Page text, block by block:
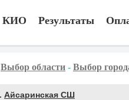
КИО Результаты
Выбор области - Выбор
Айсаринская СШ